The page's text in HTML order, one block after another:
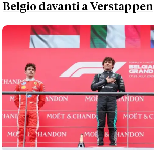
Belgio davanti a Verstappen